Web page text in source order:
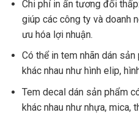
Chi phí in ấn tương đối
giúp các công ty và doanh
ưu hóa lợi nhuận.
Có thể in tem nhãn dán
khác nhau như hình elip,
Tem decal dán sản phẩm
khác nhau như nhựa, mica,